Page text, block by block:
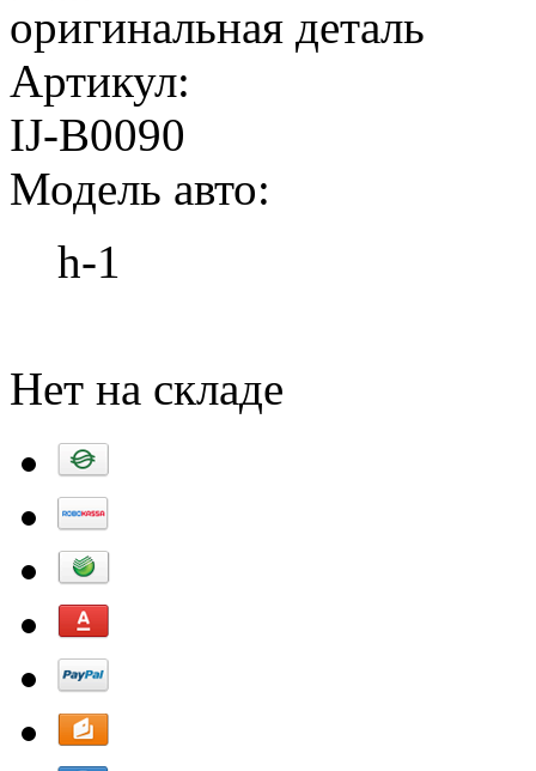
оригинальная деталь
Артикул:
IJ-B0090
Модель авто:
h-1
Нет на складе